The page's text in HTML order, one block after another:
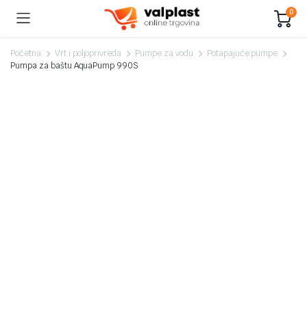
0
Početna Vrt i poljoprivreda Pumpe za vodu
Potapajuće pumpe
Pumpa za baštu AquaPump 990S